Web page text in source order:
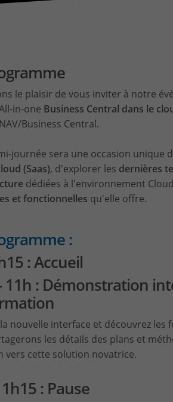
le plaisir de vous inviter à notre
in-one Business Central dans le
Business Central.
journée sera une occasion unique
(Saas), d'explorer les dernières
dédiées à l'environnement
et fonctionnelles qu'elle offre.
:
: Accueil
11h : Démonstration
nouvelle interface et découvrez
les détails des plans et
vers cette solution novatrice.
: Pause